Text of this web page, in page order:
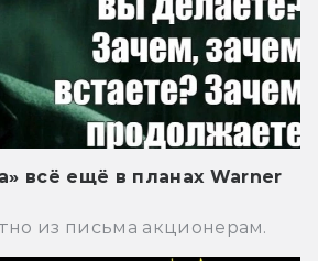
всё ещё в планах Warner
из письма акционерам.